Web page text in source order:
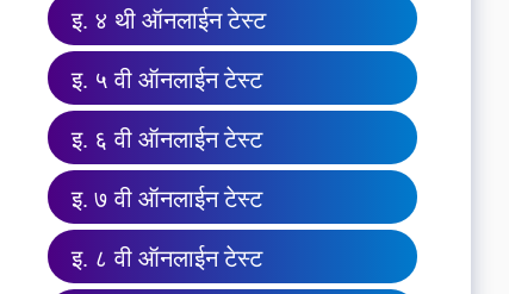
इ. ४ थी ऑनलाईन टेस्ट
इ. ५ वी ऑनलाईन टेस्ट
इ. ६ वी ऑनलाईन टेस्ट
इ. ७ वी ऑनलाईन टेस्ट
इ. ८ वी ऑनलाईन टेस्ट